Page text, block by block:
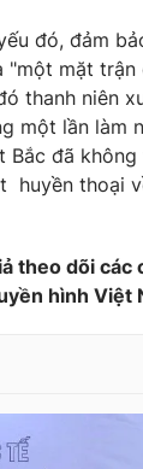
VTV
Bất
đó, đảm
"một mặt
thanh niên
một lần làm
Bắc đã
huyền thoại
theo dõi các
hình Việt